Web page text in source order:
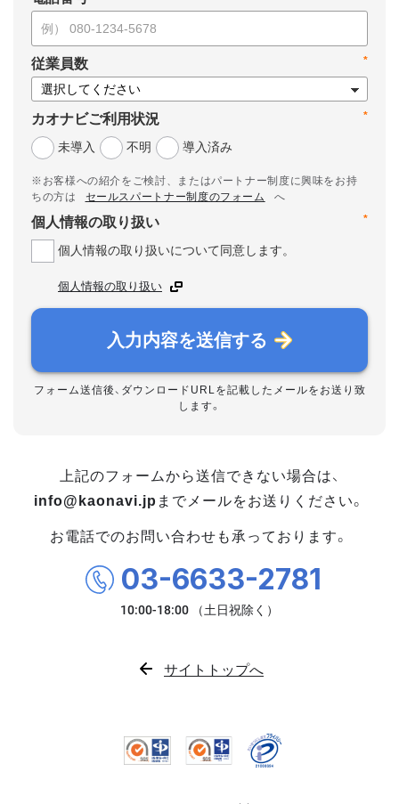
*
従業員数
*
カオナビご利用状況
未導入
不明 導入済み
※お客様への紹介をご検討、またはパートナー制度に興味をお持
ちの方は
セールスパートナー制度のフォーム
へ
*
個人情報の取り扱い
個人情報の取り扱いについて同意します。
個人情報の取り扱い
入力内容を送信する
フォーム送信後、ダウンロードURLを記載したメールをお送り致
します。
上記のフォームから送信できない場合は、
info@kaonavi.jp までメールをお送りください。
お電話でのお問い合わせも承っております。
03-6633-2781
サイトトップへ